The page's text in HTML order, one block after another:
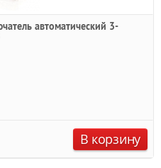
автоматический 3-
В корзину